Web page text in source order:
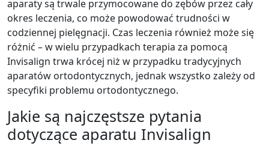
aparaty są trwale przymocowane do zębów przez cały
okres leczenia, co może powodować trudności w
codziennej pielęgnacji. Czas leczenia również może się
różnić – w wielu przypadkach terapia za pomocą
Invisalign trwa krócej niż w przypadku tradycyjnych
aparatów ortodontycznych, jednak wszystko zależy od
specyfiki problemu ortodontycznego.
Jakie są najczęstsze pytania
dotyczące aparatu Invisalign